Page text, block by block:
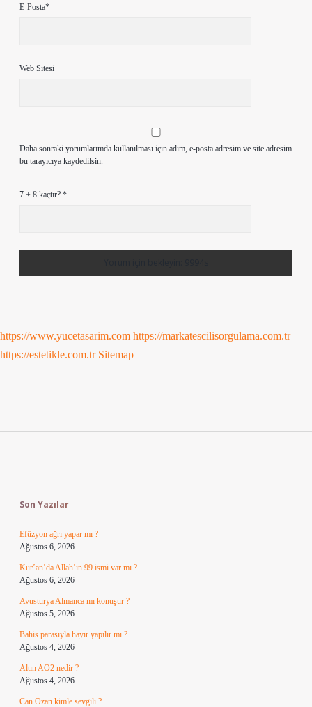
E-Posta*
Web Sitesi
Daha sonraki yorumlarımda kullanılması için adım, e-posta adresim ve site adresim
bu tarayıcıya kaydedilsin.
7 + 8 kaçtır? *
https://www.yucetasarim.com https://markatescilisorgulama.com.tr
https://estetikle.com.tr Sitemap
Son Yazılar
Efüzyon ağrı yapar mı ?
Ağustos 6, 2026
Kur’an’da Allah’ın 99 ismi var mı ?
Ağustos 6, 2026
Avusturya Almanca mı konuşur ?
Ağustos 5, 2026
Bahis parasıyla hayır yapılır mı ?
Ağustos 4, 2026
Altın AO2 nedir ?
Ağustos 4, 2026
Can Ozan kimle sevgili ?